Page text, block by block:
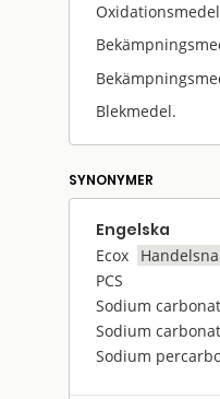
Blekmedel.
SYNONYMER
Engelska
Ecox
PCS
Sodium
Sodium
Sodium